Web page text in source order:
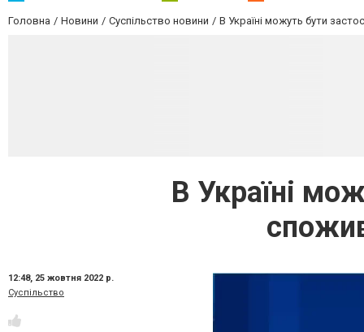
Головна Новини Суспільство новини В Україні можуть бути
В Україні
12:48, 25 жовтня 2022 р.
Суспільство